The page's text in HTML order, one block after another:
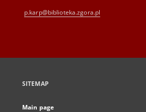
p.karp@biblioteka.zgora.pl
SITEMAP
Main page